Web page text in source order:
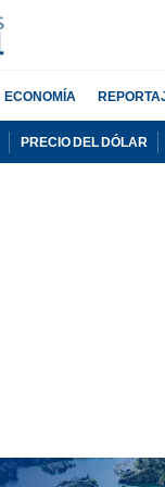
ECONOMÍA
PRECIO DEL DÓLAR